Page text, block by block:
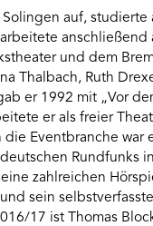
Solingen auf,
und dem
Thalbach, Ruth
er 1992 mit „Vor
er als freier
Eventbranche war
Rundfunks
zahlreichen
sein
17 ist Thomas